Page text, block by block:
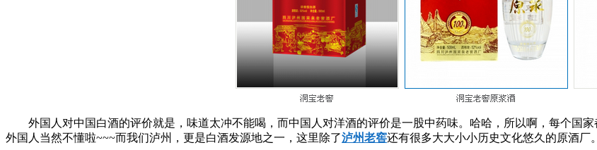
外国人对中国白酒的评价就是，味道太冲不能喝，而中国人对洋酒的评价是一股中药味。哈哈，所以啊，每个国
外国人当然不懂啦~~~而我们泸州，更是白酒发源地之一，这里除了泸州老窖还有很多大大小小历史文化悠久的原酒厂。